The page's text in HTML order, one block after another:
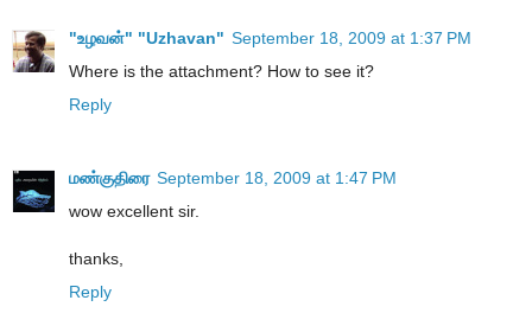
"உழவன்" "Uzhavan" September 18, 2009 at 1:37 PM
Where is the attachment? How to see it?
Reply
மண்குதிரை September 18, 2009 at 1:47 PM
wow excellent sir.
thanks,
Reply